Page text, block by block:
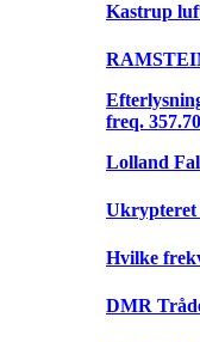
Kastrup
freq.
Lolland
Ukrypteret
Hvilke
DMR